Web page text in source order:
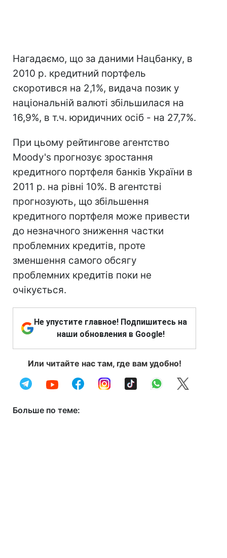
Нагадаємо, що за даними Нацбанку, в
2010 р. кредитний портфель
скоротився на 2,1%, видача позик у
національній валюті збільшилася на
16,9%, в т.ч. юридичних осіб - на 27,7%.
При цьому рейтингове агентство
Moody's прогнозує зростання
кредитного портфеля банків України в
2011 р. на рівні 10%. В агентстві
прогнозують, що збільшення
кредитного портфеля може привести
до незначного зниження частки
проблемних кредитів, проте
зменшення самого обсягу
проблемних кредитів поки не
очікується.
Не упустите главное! Подпишитесь на
наши обновления в Google!
Или читайте нас там, где вам удобно!
Больше по теме: